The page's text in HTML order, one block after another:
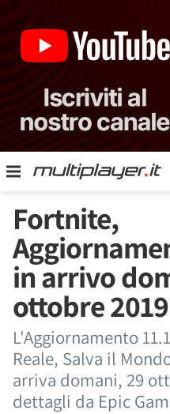
Fortnite,
in arrivo
ottobre 2019
L'Aggiornamento
Reale, Salva il
arriva domani, 29
dettagli da Epic